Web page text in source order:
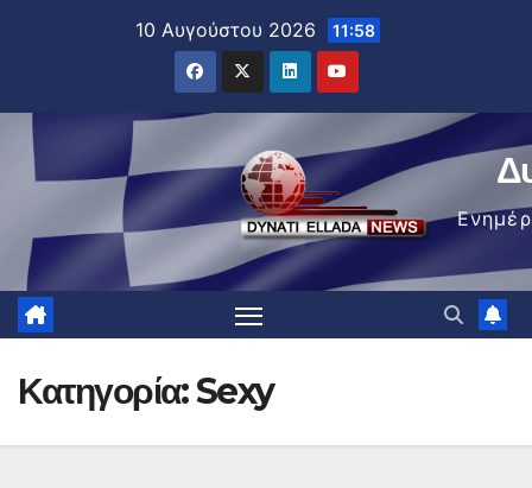
10 Αυγούστου 2026 11:58
Κατηγορία:Sexy